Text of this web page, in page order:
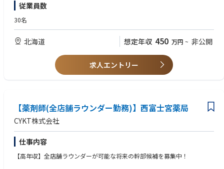
【 店舗情報 】
定休日：日祝
営業時間：月・水（9:00-19:00）、火・木（9:00-17:00）
金（9:00-18:00）、土（9:00-13:00）
個人在宅件数：60件程度
処方箋内容：小児科、皮膚科、面受付
渡辺一彦小児科医院、白石スキンケアひふ科クリニックの処方を主に応需
従業員数
30名
北海道 想定年収 450 万円 ~ 非公開
求人エントリー
【薬剤師(全店舗ラウンダー勤務)】西富士宮薬局
CYKT株式会社
仕事内容
【高年収】全店舗ラウンダーが可能な将来の幹部候補を募集中！